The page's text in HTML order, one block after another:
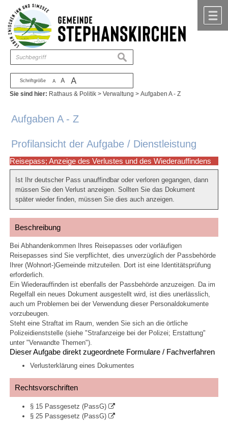
Zum Inhalt ,zur Navigation
Schriftgröße A A A
suchen
Sie sind hier: Rathaus & Politik >Verwaltung >Aufgaben A - Z
Aufgaben A - Z
Profilansicht der Aufgabe / Dienstleistung
Reisepass; Anzeige des Verlustes und des Wiederauffindens
Ist Ihr deutscher Pass unauffindbar oder verloren gegangen, dann
müssen Sie den Verlust anzeigen. Sollten Sie das Dokument
später wieder finden, müssen Sie dies auch anzeigen.
Beschreibung
Bei Abhandenkommen Ihres Reisepasses oder vorläufigen
Reisepasses sind Sie verpflichtet, dies unverzüglich der Passbehörde
Ihrer (Wohnort-)Gemeinde mitzuteilen. Dort ist eine Identitätsprüfung
erforderlich.
Ein Wiederauffinden ist ebenfalls der Passbehörde anzuzeigen. Da im
Regelfall ein neues Dokument ausgestellt wird, ist dies unerlässlich,
auch um Problemen bei der Verwendung dieser Personaldokumente
vorzubeugen.
Steht eine Straftat im Raum, wenden Sie sich an die örtliche
Polizeidienststelle (siehe "Strafanzeige bei der Polizei; Erstattung"
unter "Verwandte Themen").
Dieser Aufgabe direkt zugeordnete Formulare / Fachverfahren
Verlusterklärung eines Dokumentes
Rechtsvorschriften
§ 15 Passgesetz (PassG)
§ 25 Passgesetz (PassG)